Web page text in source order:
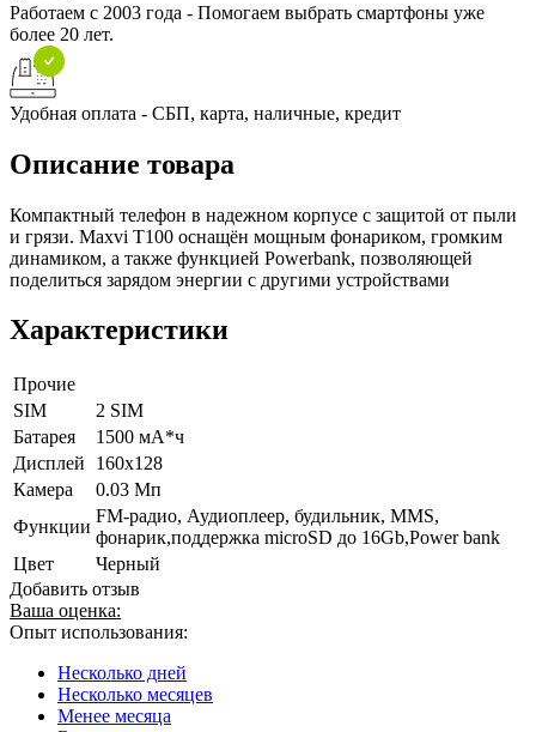
Работаем с 2003 года - Помогаем выбрать смартфоны уже
более 20 лет.
Удобная оплата - СБП, карта, наличные, кредит
Описание товара
Компактный телефон в надежном корпусе с защитой от пыли
и грязи. Maxvi T100 оснащён мощным фонариком, громким
динамиком, а также функцией Powerbank, позволяющей
поделиться зарядом энергии с другими устройствами
Характеристики
Прочие
SIM
2 SIM
Батарея
1500 мА*ч
Дисплей
160х128
Камера
0.03 Мп
Функции
FM-радио, Аудиоплеер, будильник, MMS,
фонарик,поддержка microSD до 16Gb,Power bank
Цвет
Черный
Добавить отзыв
Ваша оценка:
Опыт использования:
Несколько дней
Несколько месяцев
Менее месяца